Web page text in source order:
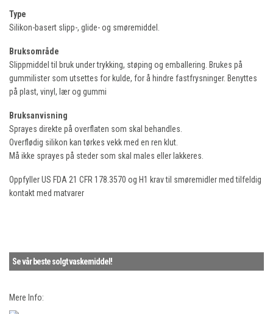
Type
Silikon-basert slipp-, glide- og smøremiddel.
Bruksområde
Slippmiddel til bruk under trykking, støping og emballering. Brukes på
gummilister som utsettes for kulde, for å hindre fastfrysninger. Benyttes
på plast, vinyl, lær og gummi
Bruksanvisning
Sprayes direkte på overflaten som skal behandles.
Overflødig silikon kan tørkes vekk med en ren klut.
Må ikke sprayes på steder som skal males eller lakkeres.
Oppfyller US FDA 21 CFR 178.3570 og H1 krav til smøremidler med tilfeldig
kontakt med matvarer
Se vår beste solgt vaskemiddel!
Mere Info: